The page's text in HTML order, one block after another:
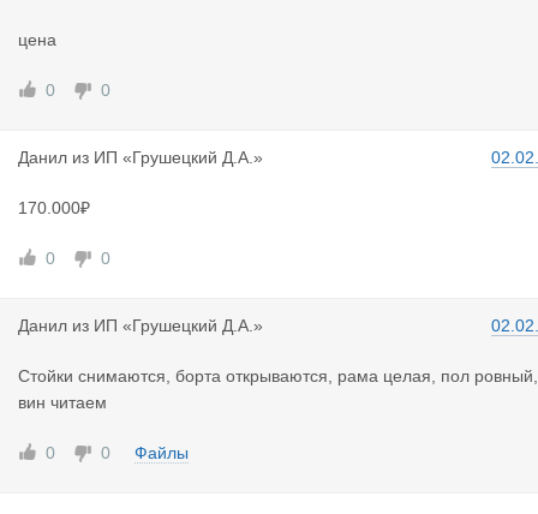
цена
0 0
Данил из ИП «Грушецкий Д.А.»
170.000₽
0 0
Данил из ИП «Грушецкий Д.А.»
Стойки снимаются, борта открываются, рама целая, пол ровный,
вин читаем
0 0 Файлы